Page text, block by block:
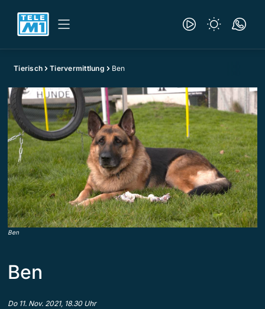
Tierisch Tiervermittlung Ben
Ben
Ben
Do 11. Nov. 2021, 18.30 Uhr